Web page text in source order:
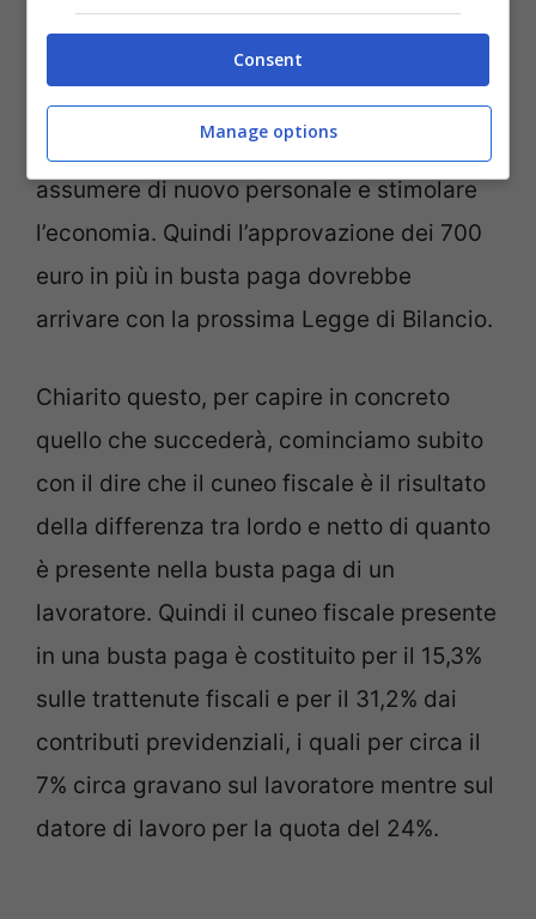
fiscale porterebbe a garantire più soldi per
tutti proprio nella busta paga, oltre che
dare un grande vantaggio alle aziende che
potrebbero in questo modo permettersi di
assumere di nuovo personale e stimolare
l’economia. Quindi l’approvazione dei 700
euro in più in busta paga dovrebbe
arrivare con la prossima Legge di Bilancio.
Chiarito questo, per capire in concreto
quello che succederà, cominciamo subito
con il dire che il cuneo fiscale è il risultato
della differenza tra lordo e netto di quanto
è presente nella busta paga di un
lavoratore. Quindi il cuneo fiscale presente
in una busta paga è costituito per il 15,3%
sulle trattenute fiscali e per il 31,2% dai
contributi previdenziali, i quali per circa il
7% circa gravano sul lavoratore mentre sul
datore di lavoro per la quota del 24%.
Consent
Manage options